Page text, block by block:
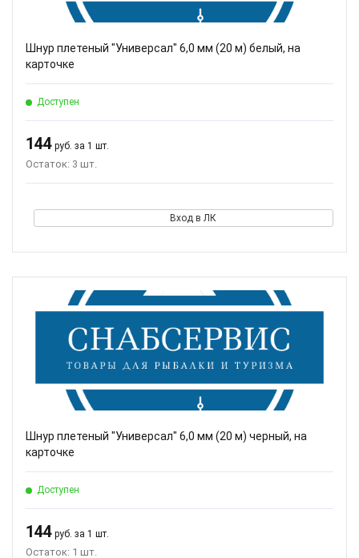
Шнур плетеный "Универсал" 6,0 мм (20 м) белый, на
карточке
Доступен
144 руб. за 1 шт.
Остаток: 3 шт.
Вход в ЛК
Шнур плетеный "Универсал" 6,0 мм (20 м) черный, на
карточке
Доступен
144 руб. за 1 шт.
Остаток: 1 шт.